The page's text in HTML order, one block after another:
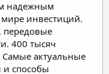
надежным
инвестиций.
передовые
400 тысяч
Самые актуальные
и способы